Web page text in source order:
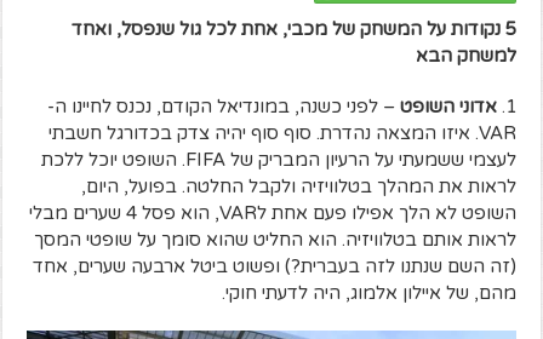
5 נקודות על המשחק של מכבי, אחת לכל גול שנפסל, ואחד
למשחק הבא
1. אדוני השופט – לפני כשנה, במונדיאל הקודם, נכנס לחיינו ה-
VAR. איזו המצאה נהדרת. סוף סוף יהיה צדק בכדורגל חשבתי
לעצמי ששמעתי על הרעיון המבריק של FIFA. השופט יוכל ללכת
לראות את המהלך בטלוויזיה ולקבל החלטה. בפועל, היום,
השופט לא הלך אפילו פעם אחת לVAR, הוא פסל 4 שערים מבלי
לראות אותם בטלוויזיה. הוא החליט שהוא סומך על שופטי המסך
(זה השם שנתנו לזה בעברית?) ופשוט ביטל ארבעה שערים, אחד
מהם, של איילון אלמוג, היה לדעתי חוקי.